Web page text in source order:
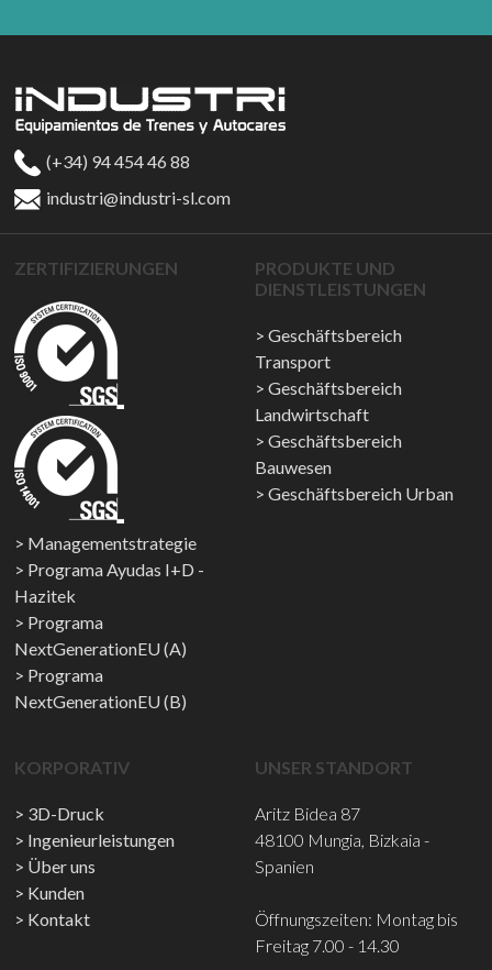
(+34) 94 454 46 88
industri@industri-sl.com
ZERTIFIZIERUNGEN
Managementstrategie
Programa Ayudas I+D -
Hazitek
Programa
NextGenerationEU (A)
Programa
NextGenerationEU (B)
PRODUKTE UND
DIENSTLEISTUNGEN
Geschäftsbereich
Transport
Geschäftsbereich
Landwirtschaft
Geschäftsbereich
Bauwesen
Geschäftsbereich Urban
KORPORATIV
3D-Druck
Ingenieurleistungen
Über uns
Kunden
Kontakt
UNSER STANDORT
Aritz Bidea 87
48100 Mungia, Bizkaia -
Spanien
Öffnungszeiten: Montag bis
Freitag 7.00 - 14.30